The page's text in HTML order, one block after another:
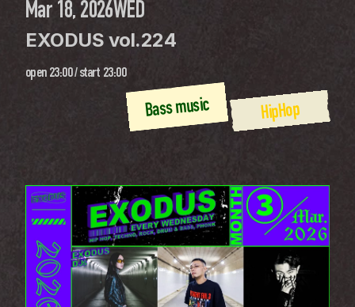
Mar 18, 2026WED
EXODUS vol.224
open 23:00 / start 23:00
HipHop
Bass music